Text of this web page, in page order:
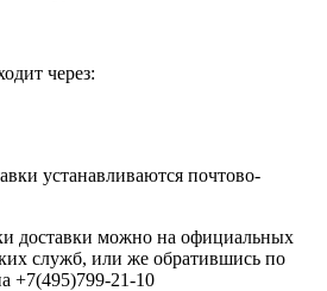
через:
устанавливаются почтово-
доставки можно на официальных
служб, или же обратившись по
+7(495)799-21-10